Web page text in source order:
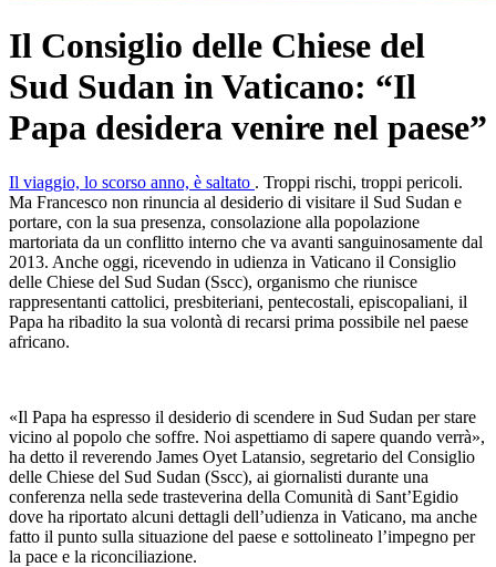
Il Consiglio delle Chiese del
Sud Sudan in Vaticano: “Il
Papa desidera venire nel paese”
Il viaggio, lo scorso anno, è saltato . Troppi rischi, troppi pericoli.
Ma Francesco non rinuncia al desiderio di visitare il Sud Sudan e
portare, con la sua presenza, consolazione alla popolazione
martoriata da un conflitto interno che va avanti sanguinosamente dal
2013. Anche oggi, ricevendo in udienza in Vaticano il Consiglio
delle Chiese del Sud Sudan (Sscc), organismo che riunisce
rappresentanti cattolici, presbiteriani, pentecostali, episcopaliani, il
Papa ha ribadito la sua volontà di recarsi prima possibile nel paese
africano.
«Il Papa ha espresso il desiderio di scendere in Sud Sudan per stare
vicino al popolo che soffre. Noi aspettiamo di sapere quando verrà»,
ha detto il reverendo James Oyet Latansio, segretario del Consiglio
delle Chiese del Sud Sudan (Sscc), ai giornalisti durante una
conferenza nella sede trasteverina della Comunità di Sant’Egidio
dove ha riportato alcuni dettagli dell’udienza in Vaticano, ma anche
fatto il punto sulla situazione del paese e sottolineato l’impegno per
la pace e la riconciliazione.